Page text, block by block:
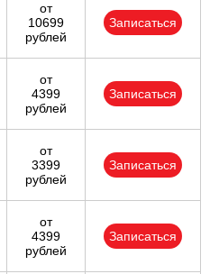
от
10699
рублей
Записаться
от
4399
рублей
Записаться
от
3399
рублей
Записаться
от
4399
рублей
Записаться